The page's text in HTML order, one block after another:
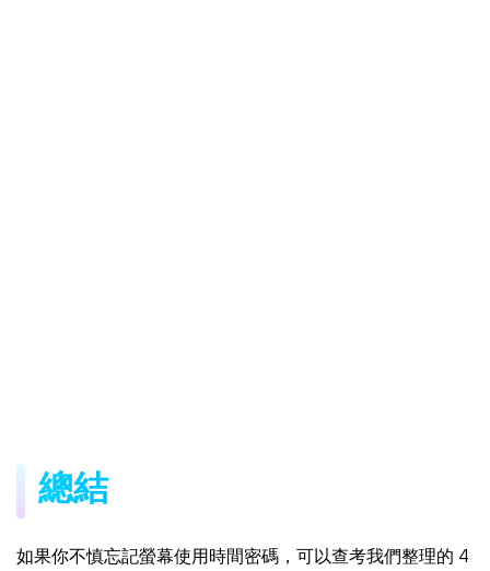
總結
如果你不慎忘記螢幕使用時間密碼，可以查考我們整理的 4